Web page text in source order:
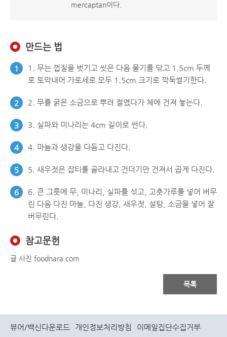
mercaptan이다.
만드는 법
1
1. 무는 껍질을 벗기고 씻은 다음 물기를 닦고 1.5cm 두께
로 토막내어 가로세로 모두 1.5cm 크기로 깍둑썰기한다.
2 2. 무를 굵은 소금으로 뿌려 절였다가 체에 건져 놓는다.
3 3. 실파와 미나리는 4cm 길이로 썬다.
4 4. 마늘과 생강을 다듬고 다진다.
5 5. 새우젓은 잡티를 골라내고 건더기만 건져서 곱게 다진다.
6
6. 큰 그릇에 무, 미나리, 실파를 섞고, 고춧가루를 넣어 버무
린 다음 다진 마늘, 다진 생강, 새우젓, 설탕, 소금을 넣어 잘
버무린다.
참고문헌
글.사진 foodnara.com
목록
뷰어/백신다운로드 개인정보처리방침
이메일집단수집거부